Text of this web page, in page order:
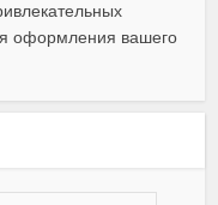
оформления вашего